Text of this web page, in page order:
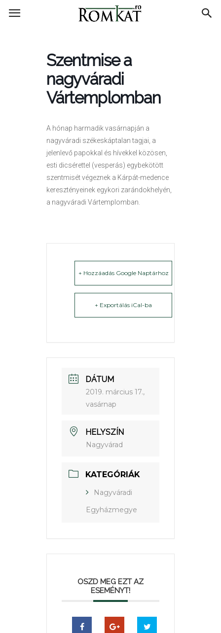
RomKat.ro
Szentmise a
nagyváradi
Vártemplomban
A hónap harmadik vasárnapján a
nagyváradi székeskáptalan tagjai, a
jelenlevő papokkal és hívekkel közösen,
esti dicsérettel (vesperás) egybekötött
szentmisét végeznek a Kárpát-medence
keresztényeinek egykori zarándokhelyén,
a nagyváradi Vártemplomban.
+ Hozzáadás Google Naptárhoz
+ Exportálás iCal-ba
DÁTUM
2019. március 17.,
vasárnap
HELYSZÍN
Nagyvárad
KATEGÓRIÁK
Nagyváradi
Egyházmegye
OSZD MEG EZT AZ
ESEMÉNYT!